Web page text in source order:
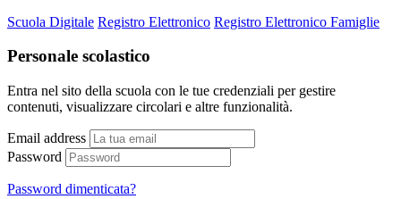
Scuola Digitale Registro Elettronico Registro Elettronico Famiglie
Personale scolastico
Entra nel sito della scuola con le tue credenziali per gestire
contenuti, visualizzare circolari e altre funzionalità.
Email address
Password
Password dimenticata?